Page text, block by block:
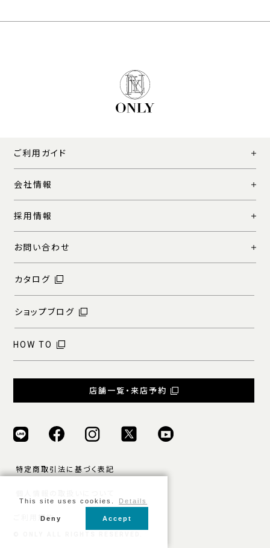
ご利用ガイド
会社情報
採用情報
お問い合わせ
カタログ
ショップブログ
HOW TO
店舗一覧・来店予約
特定商取引法に基づく表記
ご利用規約
This site uses cookies. Details
Deny Accept